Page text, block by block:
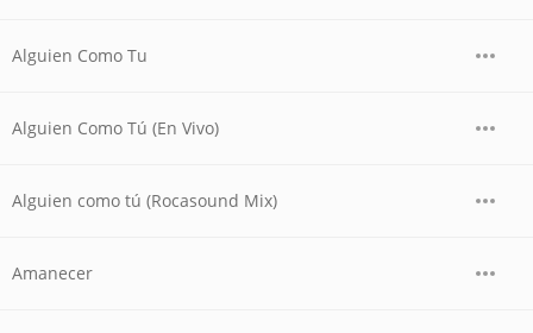
Alguien Como Tu
Alguien Como Tú (En Vivo)
Alguien como tú (Rocasound Mix)
Amanecer